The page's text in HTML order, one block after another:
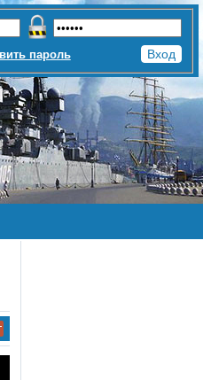
пароль